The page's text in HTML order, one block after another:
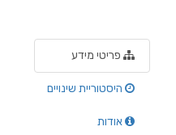
פריטי מידע
היסטוריית שינויים
אודות